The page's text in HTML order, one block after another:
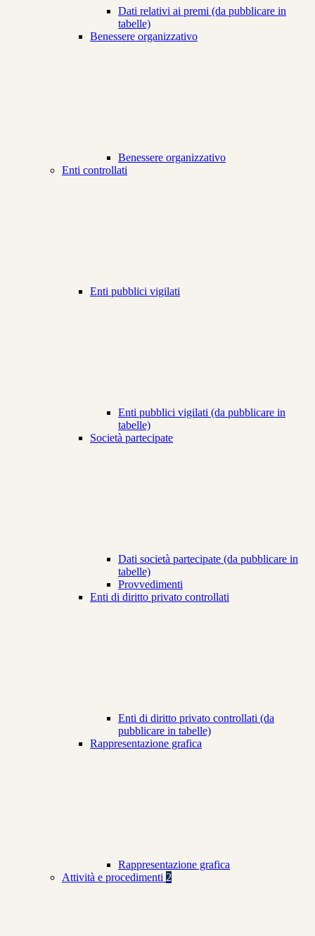
Dati relativi ai premi (da pubblicare in
tabelle)
Benessere organizzativo
Benessere organizzativo
Enti controllati
Enti pubblici vigilati
Enti pubblici vigilati (da pubblicare in
tabelle)
Società partecipate
Dati società partecipate (da pubblicare in
tabelle)
Provvedimenti
Enti di diritto privato controllati
Enti di diritto privato controllati (da
pubblicare in tabelle)
Rappresentazione grafica
Rappresentazione grafica
Attività e procedimenti 2